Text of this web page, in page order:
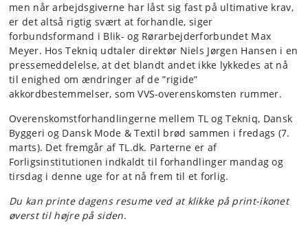
men når arbejdsgiverne har låst sig fast på ultimative krav,
er det altså rigtig svært at forhandle, siger
forbundsformand i Blik- og Rørarbejderforbundet Max
Meyer. Hos Tekniq udtaler direktør Niels Jørgen Hansen i en
pressemeddelelse, at det blandt andet ikke lykkedes at nå
til enighed om ændringer af de ”rigide”
akkordbestemmelser, som VVS-overenskomsten rummer.
Overenskomstforhandlingerne mellem TL og Tekniq, Dansk
Byggeri og Dansk Mode & Textil brød sammen i fredags (7.
marts). Det fremgår af TL.dk. Parterne er af
Forligsinstitutionen indkaldt til forhandlinger mandag og
tirsdag i denne uge for at nå frem til et forlig.
Du kan printe dagens resume ved at klikke på print-ikonet
øverst til højre på siden.